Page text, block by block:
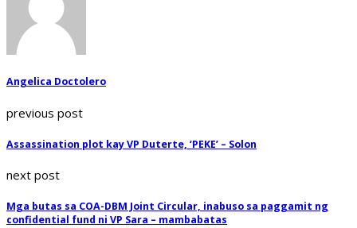
Angelica Doctolero
previous post
Assassination plot kay VP Duterte, ‘PEKE’ – Solon
next post
Mga butas sa COA-DBM Joint Circular, inabuso sa paggamit ng
confidential fund ni VP Sara – mambabatas